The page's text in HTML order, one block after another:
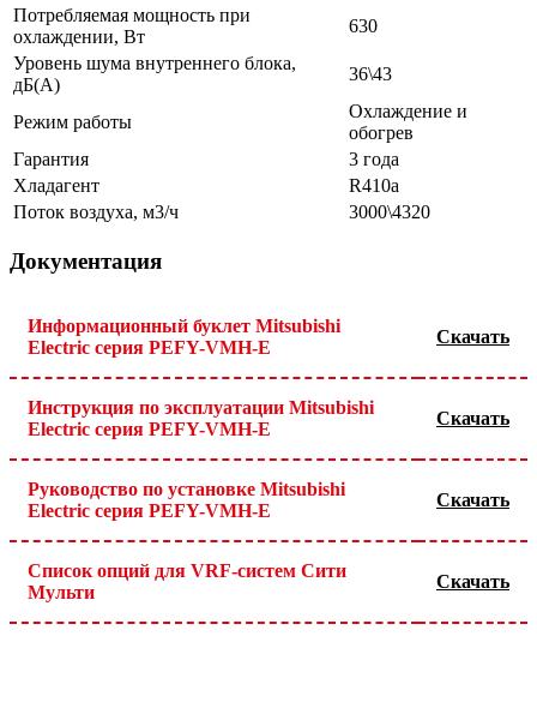
Потребляемая мощность при
охлаждении, Вт
630
Уровень шума внутреннего блока,
дБ(А)
36\43
Режим работы
Охлаждение и
обогрев
Гарантия
3 года
Хладагент
R410a
Поток воздуха, м3/ч
3000\4320
Документация
Информационный буклет Mitsubishi
Electric серия PEFY-VMH-E
Скачать
Инструкция по эксплуатации Mitsubishi
Electric серия PEFY-VMH-E
Скачать
Руководство по установке Mitsubishi
Electric серия PEFY-VMH-E
Скачать
Список опций для VRF-систем Сити
Мульти
Скачать